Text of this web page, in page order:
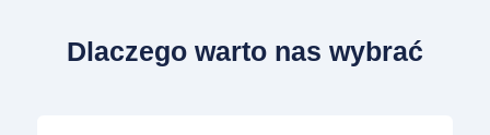
Dlaczego warto nas wybrać